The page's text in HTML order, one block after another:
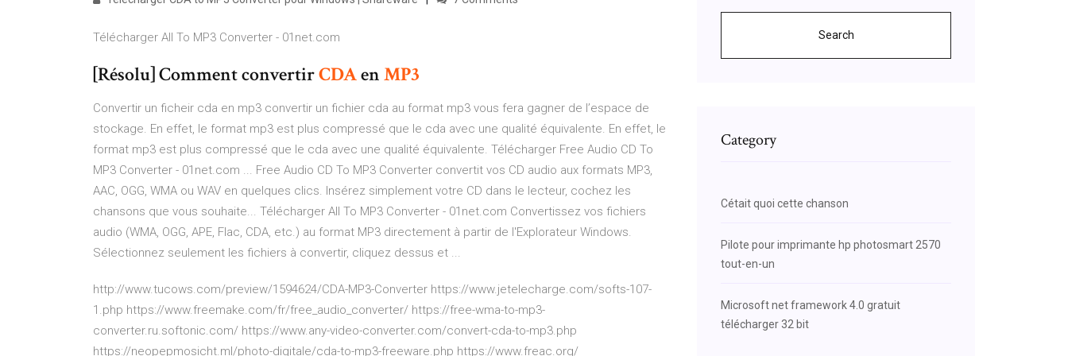
Télécharger All To MP3 Converter - 01net.com
[Résolu] Comment convertirCDAenMP3
Convertir un ficheir cda en mp3 convertir un fichier cda au format mp3 vous fera gagner de l’espace de
stockage. En effet, le format mp3 est plus compressé que le cda avec une qualité équivalente. En effet, le
format mp3 est plus compressé que le cda avec une qualité équivalente. Télécharger Free Audio CD To
MP3 Converter - 01net.com ... Free Audio CD To MP3 Converter convertit vos CD audio aux formats MP3,
AAC, OGG, WMA ou WAV en quelques clics. Insérez simplement votre CD dans le lecteur, cochez les
chansons que vous souhaite... Télécharger All To MP3 Converter - 01net.com Convertissez vos fichiers
audio (WMA, OGG, APE, Flac, CDA, etc.) au format MP3 directement à partir de l'Explorateur Windows.
Sélectionnez seulement les fichiers à convertir, cliquez dessus et ...
http://www.tucows.com/preview/1594624/CDA-MP3-Converter https://www.jetelecharge.com/softs-107-
1.php https://www.freemake.com/fr/free_audio_converter/ https://free-wma-to-mp3-
converter.ru.softonic.com/ https://www.any-video-converter.com/convert-cda-to-mp3.php
https://neopepmosicht.ml/photo-digitale/cda-to-mp3-freeware.php https://www.freac.org/
Search
Category
Cétait quoi cette chanson
Pilote pour imprimante hp photosmart 2570
tout-en-un
Microsoft net framework 4.0 gratuit
télécharger 32 bit